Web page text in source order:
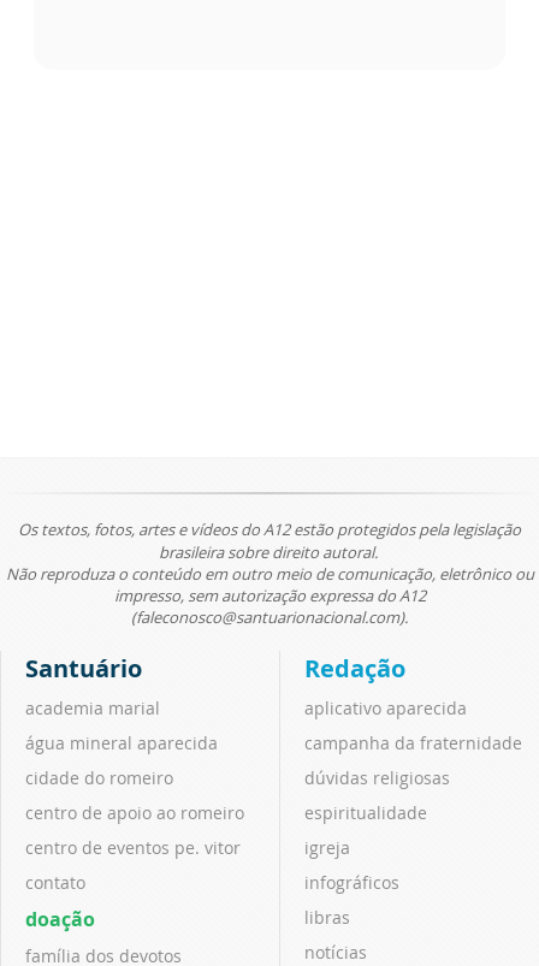
Os textos, fotos, artes e vídeos do A12 estão protegidos pela legislação
brasileira sobre direito autoral.
Não reproduza o conteúdo em outro meio de comunicação, eletrônico ou
impresso, sem autorização expressa do A12
(faleconosco@santuarionacional.com).
Santuário
academia marial
água mineral aparecida
cidade do romeiro
centro de apoio ao romeiro
centro de eventos pe. vitor
contato
doação
família dos devotos
Redação
aplicativo aparecida
campanha da fraternidade
dúvidas religiosas
espiritualidade
igreja
infográficos
libras
notícias